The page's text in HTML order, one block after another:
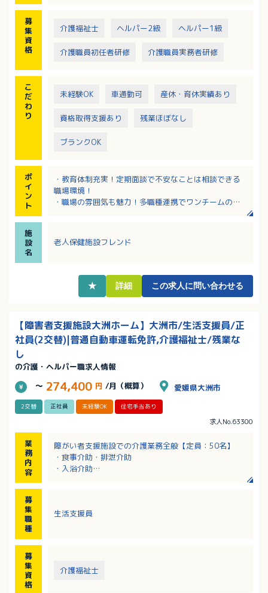
募
集
資
格
介護福祉士 ヘルパー2級 ヘルパー1級
介護職員初任者研修 介護職員実務者研修
こ
だ
わ
り
未経験OK 車通勤可 産休・育休実績あり
資格取得支援あり 残業ほぼなし
ブランクOK
ポ
イ
ン
ト
・教育体制充実！定期面談で不安なことは相談できる
職場環境！
・職場の雰囲気も魅力！多職種連携でワンチームの気
・基本給は経験加算あり！介護福祉士は採用優遇！
・お持ちの資格により資格手当がつきます！資格取得
ます（変動あり）
・ＪＲ伊予大洲駅から徒歩10分の立地！マイカー通勤
施
設
名
老人保健施設フレンド
★ 詳細 この求人に問い合わせる
【障害者支援施設大洲ホーム】大洲市/生活支援員/正
社員(2交替)|普通自動車運転免許,介護福祉士/残業な
し
の介護・ヘルパー職求人情報
～ 274,400 円 /月（概算） 愛媛県大洲市
2交替 正社員 未経験OK 住宅手当あり
求人No.63300
業
務
内
容
障がい者支援施設での介護業務全般【定員：50名】
・食事介助・排泄介助
・入浴介助
募
集
職
種
生活支援員
募
集
資
格
介護福祉士